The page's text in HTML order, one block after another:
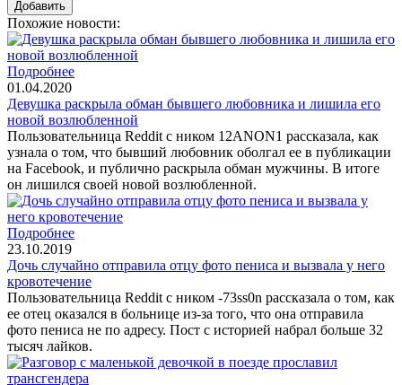
Похожие новости:
Подробнее
01.04.2020
Девушка раскрыла обман бывшего любовника и лишила его
новой возлюбленной
Пользовательница Reddit с ником 12ANON1 рассказала, как
узнала о том, что бывший любовник оболгал ее в публикации
на Facebook, и публично раскрыла обман мужчины. В итоге
он лишился своей новой возлюбленной.
Подробнее
23.10.2019
Дочь случайно отправила отцу фото пениса и вызвала у него
кровотечение
Пользовательница Reddit c ником -73ss0n рассказала о том, как
ее отец оказался в больнице из-за того, что она отправила
фото пениса не по адресу. Пост с историей набрал больше 32
тысяч лайков.